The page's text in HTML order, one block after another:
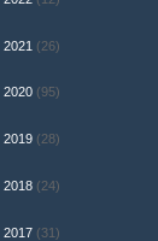
2021 (26)
2020 (95)
2019 (28)
2018 (24)
2017 (31)